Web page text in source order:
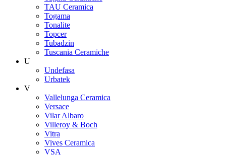
TAU Ceramica
Togama
Tonalite
Topcer
Tubadzin
Tuscania Ceramiche
U
Undefasa
Urbatek
V
Vallelunga Ceramica
Versace
Vilar Albaro
Villeroy & Boch
Vitra
Vives Ceramica
VSA